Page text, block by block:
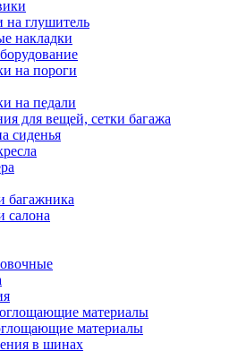
на глушитель
накладки
на пороги
на педали
для вещей, сетки багажа
сиденья
багажника
салона
материалы
материалы
в шинах